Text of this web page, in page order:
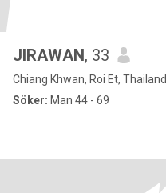
JIRAWAN, 33
Chiang Khwan, Roi Et, Thailand
Söker: Man 44 - 69